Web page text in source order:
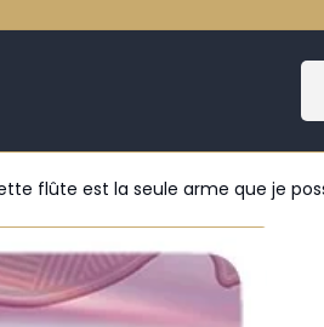
flûte est la seule arme que je